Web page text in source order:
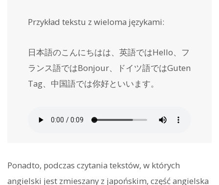
Przykład tekstu z wieloma językami:
日本語のこんにちはは、英語ではHello、フ
ランス語ではBonjour、ドイツ語ではGuten
Tag、中国語では你好といいます。
Ponadto, podczas czytania tekstów, w których
angielski jest zmieszany z japońskim, część angielska